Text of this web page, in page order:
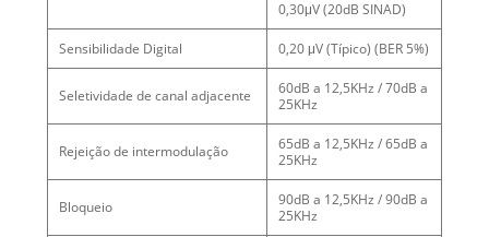
0,30μV (20dB SINAD)
Sensibilidade Digital 0,20 μV (Típico) (BER 5%)
Seletividade de canal adjacente
60dB a 12,5KHz / 70dB a
25KHz
Rejeição de intermodulação
65dB a 12,5KHz / 65dB a
25KHz
Bloqueio
90dB a 12,5KHz / 90dB a
25KHz